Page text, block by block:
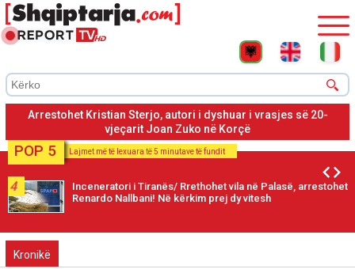
Arrestohet Kristian Sterjo, autori i dyshuar i vrasjes së 20-
vjeçarit Joan Zuko në Korçë
POP 5 Lajmet më të lexuara të 5 minutave të fundit
4
Inceneratori i Tiranës/ Rrethohet vila në Palasë, arrestohet
Renardo Nallbani! Në kërkim prej dy vitesh
Kronikë